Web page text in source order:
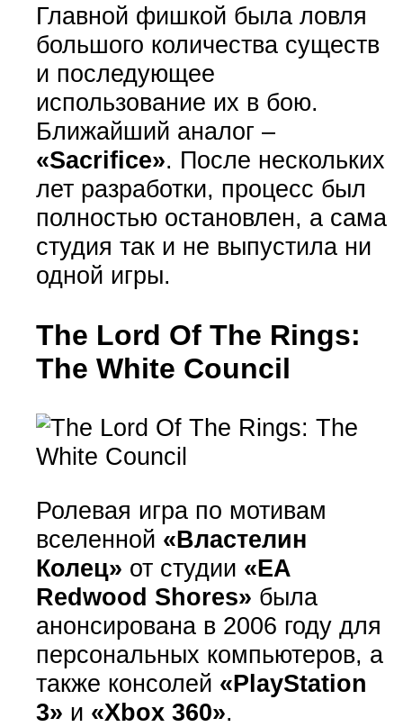
Главной фишкой была ловля
большого количества существ
и последующее
использование их в бою.
Ближайший аналог –
«Sacrifice». После нескольких
лет разработки, процесс был
полностью остановлен, а сама
студия так и не выпустила ни
одной игры.
The Lord Of The Rings:
The White Council
Ролевая игра по мотивам
вселенной «Властелин
Колец» от студии «EA
Redwood Shores» была
анонсирована в 2006 году для
персональных компьютеров, а
также консолей «PlayStation
3» и «Xbox 360».